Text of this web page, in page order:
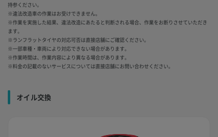
持参ください。
※違法改造車の作業はお受けできません。
※作業を実施した結果、違法改造にあたると判断される場合、作業をお断りさせていただき
ます。
※ランフラットタイヤの対応可否は直接店舗にご確認ください。
※一部車種・車両により対応できない場合があります。
※作業時間は、作業内容により異なる場合があります。
※料金の記載のないサービスについては直接店舗にお問い合わせください。
オイル交換